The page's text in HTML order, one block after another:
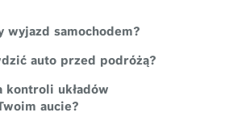
wyjazd samochodem?
auto przed podróżą?
kontroli układów
aucie?